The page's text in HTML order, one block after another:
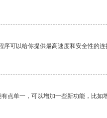
序可以给你提供最高速度和安全性的连
点单一，可以增加一些新功能，比如